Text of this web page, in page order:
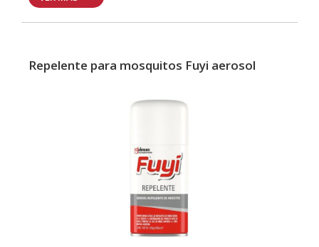
Repelente para mosquitos Fuyi aerosol